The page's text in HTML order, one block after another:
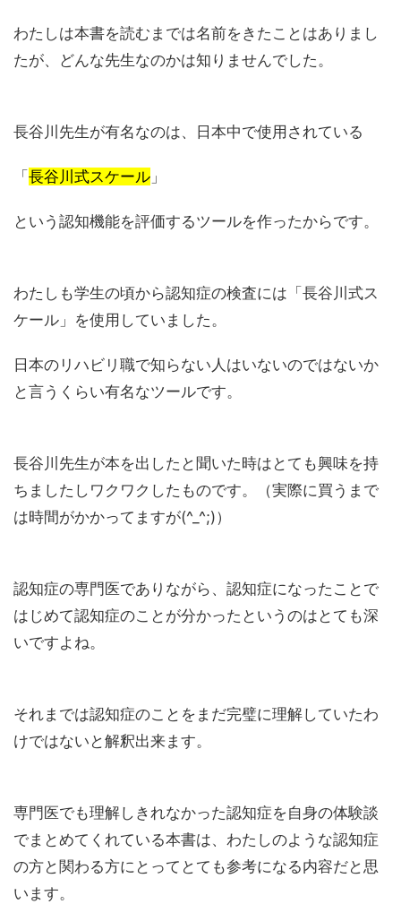
わたしは本書を読むまでは名前をきたことはありまし
たが、どんな先生なのかは知りませんでした。
長谷川先生が有名なのは、日本中で使用されている
「 長谷川式スケール 」
という認知機能を評価するツールを作ったからです。
わたしも学生の頃から認知症の検査には「長谷川式ス
ケール」を使用していました。
日本のリハビリ職で知らない人はいないのではないか
と言うくらい有名なツールです。
長谷川先生が本を出したと聞いた時はとても興味を持
ちましたしワクワクしたものです。（実際に買うまで
は時間がかかってますが(^_^;)）
認知症の専門医でありながら、認知症になったことで
はじめて認知症のことが分かったというのはとても深
いですよね。
それまでは認知症のことをまだ完璧に理解していたわ
けではないと解釈出来ます。
専門医でも理解しきれなかった認知症を自身の体験談
でまとめてくれている本書は、わたしのような認知症
の方と関わる方にとってとても参考になる内容だと思
います。